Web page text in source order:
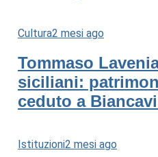
Cultura2 mesi ago
Tommaso
siciliani:
ceduto a
Istituzioni2 mesi ago